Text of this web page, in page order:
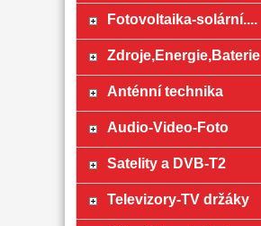
Fotovoltaika-solární....
Zdroje,Energie,Baterie
Anténní technika
Audio-Video-Foto
Satelity a DVB-T2
Televizory-TV držáky